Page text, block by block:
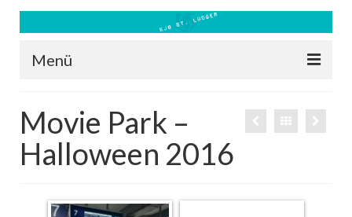
Menü
Kontakt
Bilder
Freizeit 2026
Movie Park –
Halloween 2016